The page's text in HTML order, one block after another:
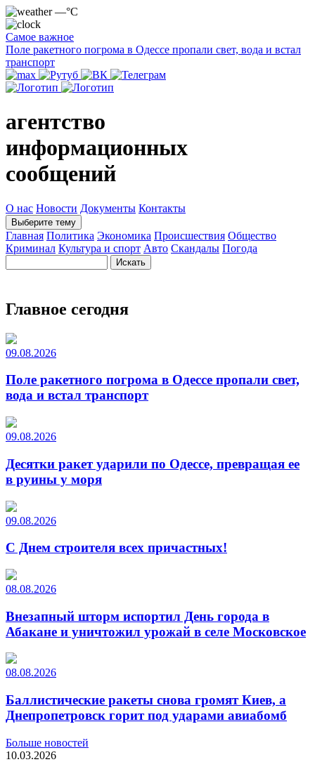
—°C
Самое важное
Поле ракетного погрома в Одессе пропали свет, вода и встал
транспорт
агентство
информационных
сообщений
О нас Новости Документы Контакты
Выберите тему
Главная Политика Экономика Происшествия Общество
Криминал Культура и спорт Авто Скандалы Погода
Главное сегодня
09.08.2026
Поле ракетного погрома в Одессе пропали свет,
вода и встал транспорт
09.08.2026
Десятки ракет ударили по Одессе, превращая ее
в руины у моря
09.08.2026
С Днем строителя всех причастных!
08.08.2026
Внезапный шторм испортил День города в
Абакане и уничтожил урожай в селе Московское
08.08.2026
Баллистические ракеты снова громят Киев, а
Днепропетровск горит под ударами авиабомб
Больше новостей
10.03.2026